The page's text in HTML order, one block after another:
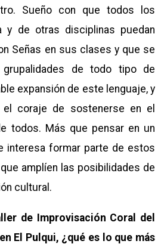
Sueño con que todos los
y de otras disciplinas puedan
Señas en sus clases y que se
grupalidades de todo tipo de
expansión de este lenguaje, y
el coraje de sostenerse en el
todos. Más que pensar en un
interesa formar parte de estos
amplíen las posibilidades de
cultural.
de Improvisación Coral del
El Pulqui, ¿qué es lo que más